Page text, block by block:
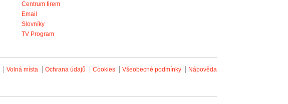
Centrum firem
Email
Slovníky
TV Program
Volná místa Ochrana údajů Cookies Všeobecné podmínky Nápověda